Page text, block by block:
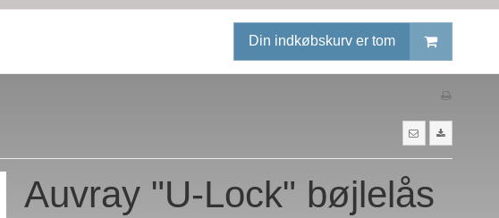
Din indkøbskurv er tom
Auvray "U-Lock" bøjlelås